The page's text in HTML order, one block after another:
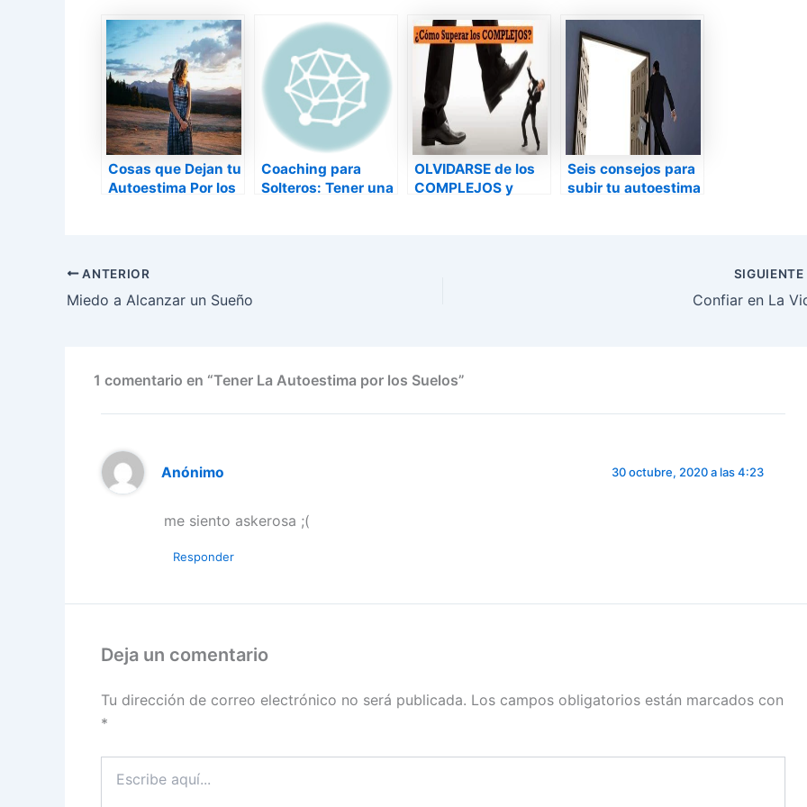
Cosas que Dejan tu
Autoestima Por los
Coaching para
Solteros: Tener una
OLVIDARSE de los
COMPLEJOS y
Seis consejos para
subir tu autoestima
ANTERIOR
Miedo a Alcanzar un Sueño
SIGUIENTE
Confiar en La
1 comentario en “Tener La Autoestima por los Suelos”
Anónimo 30 octubre, 2020 a las 4:23
me siento askerosa ;(
Responder
Deja un comentario
Tu dirección de correo electrónico no será publicada. Los campos obligatorios están marcados con
*
aquí...